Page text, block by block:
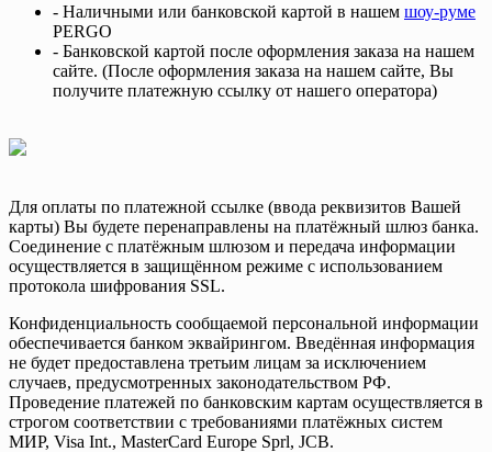
- Наличными или банковской картой в нашем шоу-руме
PERGO
- Банковской картой после оформления заказа на нашем
сайте. (После оформления заказа на нашем сайте, Вы
получите платежную ссылку от нашего оператора)
Для оплаты по платежной ссылке (ввода реквизитов Вашей
карты) Вы будете перенаправлены на платёжный шлюз банка.
Соединение с платёжным шлюзом и передача информации
осуществляется в защищённом режиме с использованием
протокола шифрования SSL.
Конфиденциальность сообщаемой персональной информации
обеспечивается банком эквайрингом. Введённая информация
не будет предоставлена третьим лицам за исключением
случаев, предусмотренных законодательством РФ.
Проведение платежей по банковским картам осуществляется в
строгом соответствии с требованиями платёжных систем
МИР, Visa Int., MasterCard Europe Sprl, JCB.